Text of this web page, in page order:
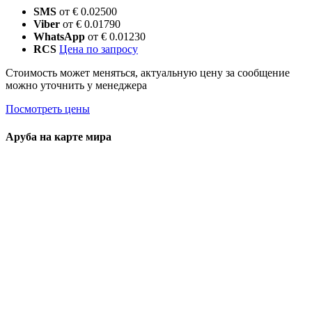
SMS от € 0.02500
Viber от € 0.01790
WhatsApp от € 0.01230
RCS Цена по запросу
Стоимость может меняться, актуальную цену за сообщение
можно уточнить у менеджера
Посмотреть цены
Аруба на карте мира